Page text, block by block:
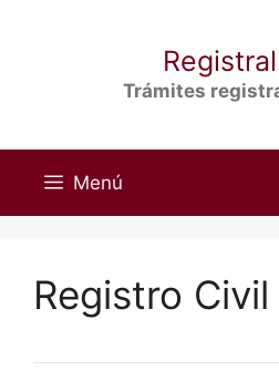
Trámites
Menú
Registro